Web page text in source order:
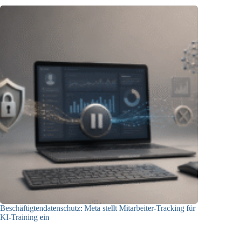
Beschäftigtendatenschutz: Meta stellt Mitarbeiter-Tracking für
KI-Training ein